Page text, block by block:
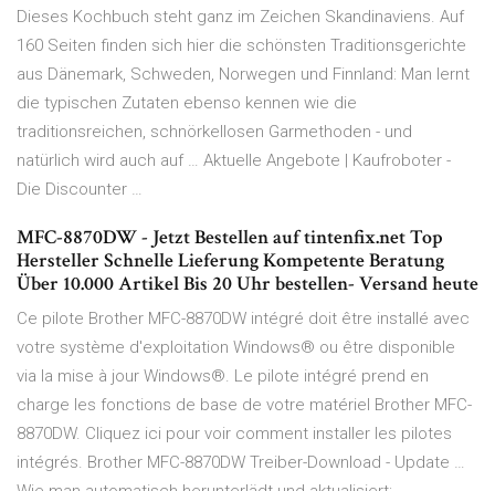
Dieses Kochbuch steht ganz im Zeichen Skandinaviens. Auf
160 Seiten finden sich hier die schönsten Traditionsgerichte
aus Dänemark, Schweden, Norwegen und Finnland: Man lernt
die typischen Zutaten ebenso kennen wie die
traditionsreichen, schnörkellosen Garmethoden - und
natürlich wird auch auf … Aktuelle Angebote | Kaufroboter -
Die Discounter …
MFC-8870DW - Jetzt Bestellen auf tintenfix.net Top
Hersteller Schnelle Lieferung Kompetente Beratung
Über 10.000 Artikel Bis 20 Uhr bestellen- Versand heute
Ce pilote Brother MFC-8870DW intégré doit être installé avec
votre système d'exploitation Windows® ou être disponible
via la mise à jour Windows®. Le pilote intégré prend en
charge les fonctions de base de votre matériel Brother MFC-
8870DW. Cliquez ici pour voir comment installer les pilotes
intégrés. Brother MFC-8870DW Treiber-Download - Update …